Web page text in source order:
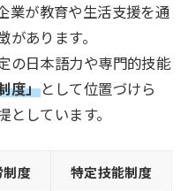
業が教育や生活支援を通
あります。
の日本語力や専門的技能
度」として位置づけら
しています。
度 特定技能制度